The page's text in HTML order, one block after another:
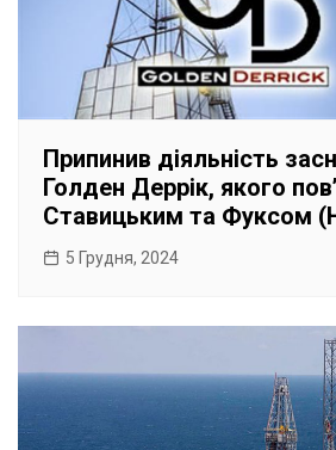
Припинив діяльність
Голден Деррік, якого
Ставицьким та Фуксом
5 Грудня, 2024